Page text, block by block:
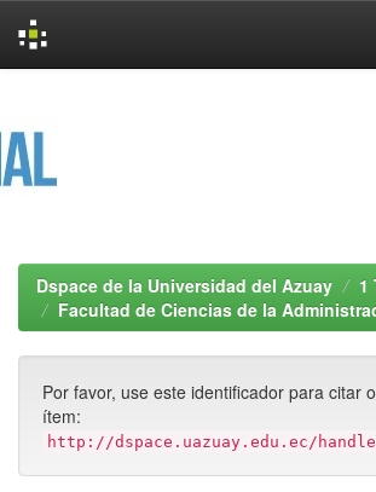
Dspace de la Universidad del Azuay
1
Facultad de Ciencias de la
Por favor, use este identificador para citar
ítem:
http://dspace.uazuay.edu.ec/